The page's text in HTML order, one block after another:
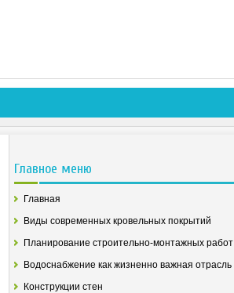
Главное меню
Главная
Виды современных кровельных покрытий
Планирование строительно-монтажных работ
Водоснабжение как жизненно важная отрасль
Конструкции стен